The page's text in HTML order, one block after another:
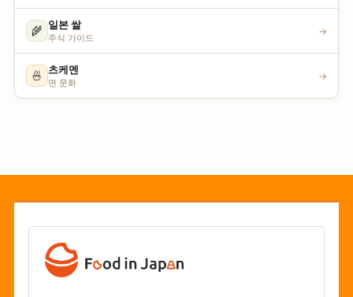
🌾 일본 쌀
주식 가이드
→
🍜 츠케멘
면 문화
→